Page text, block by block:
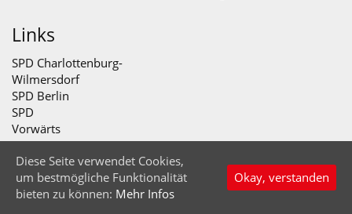
Links
SPD Charlottenburg-
Wilmersdorf
SPD Berlin
SPD
Vorwärts
© SPD Abteilung Lietzensee 2026
Startseite
Impressum Datenschutz Nach oben
Diese Seite verwendet Cookies,
um bestmögliche Funktionalität
bieten zu können: Mehr Infos
Okay, verstanden